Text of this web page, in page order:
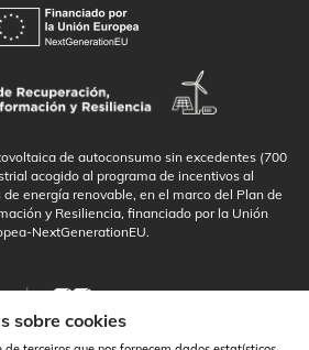
de autoconsumo sin excedentes (700
acogido al programa de incentivos al
energía renovable, en el marco del Plan de
y Resiliencia, financiado por la Unión
NextGenerationEU.
sobre cookies